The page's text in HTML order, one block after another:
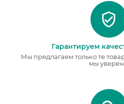
Гарантируем
Мы предлагаем только те
мы